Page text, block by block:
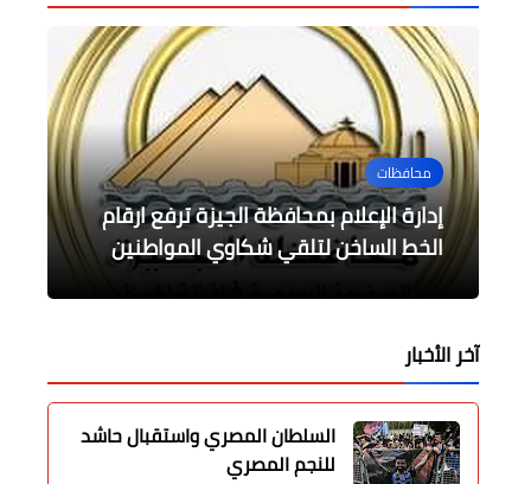
عاجل
عاجل / هاري كين يحرز الهدف الاول
لانجلترا
محافظات
إدارة الإعلام بمحافظة الجيزة ترفع ارقام
الخط الساخن لتلقي شكاوي المواطنين
الرياضة
اسطورة مصر الذهبية تواصل الانتصارات
الرياضة
الدنمارك في نصف نهائي يورو 2021 و
ديلايني أفضل لاعب في المباراة
عالمى
خلال الـ 24 ساعة سقوط 13مقاطعةفي
يد طالبان
آخر الأخبار
السلطان المصري واستقبال حاشد
للنجم المصري